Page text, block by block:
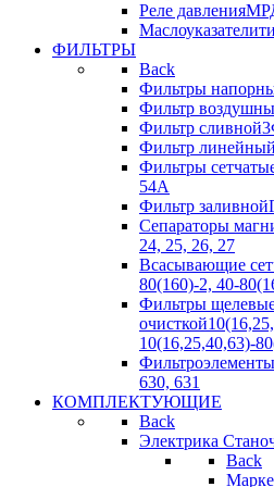
Реле давления
Маслоуказатели
ФИЛЬТРЫ
Back
Фильтры
Фильтр
Фильтр сливной
Фильтр линейный
Фильтры
54А
Фильтр заливной
Сепараторы
24, 25, 26, 27
Всасывающие
80(160)-2, 40-
Фильтры
очисткой
10(16,25,40,63)-
Фильтроэлементы
630, 631
КОМПЛЕКТУЮЩИЕ
Back
Электрика
Back